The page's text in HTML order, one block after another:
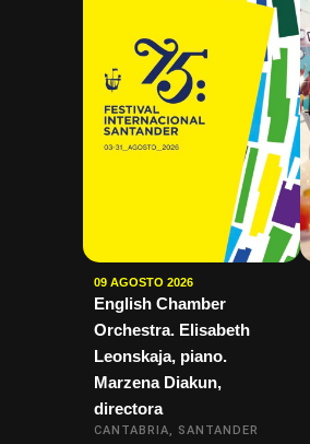
09 AGOSTO 2026
English Chamber
Orchestra. Elisabeth
Leonskaja, piano.
Marzena Diakun,
directora
CANTABRIA, SANTANDER